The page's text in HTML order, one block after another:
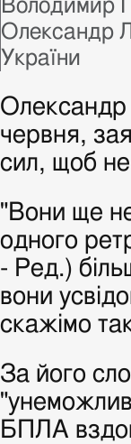
Володимир
Олександр
України
Олександр
червня,
сил, щоб не
"Вони ще
одного
- Ред.)
вони
скажімо
За його
БПЛА